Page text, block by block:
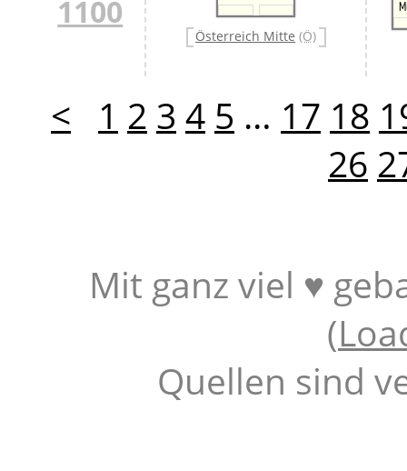
1100
Österreich Mitte (Ö)
< 1 2 3 4 5 … 17 18
26
Mit ganz viel ♥
(
Quellen sind